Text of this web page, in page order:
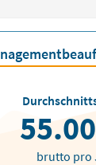
brutto pro